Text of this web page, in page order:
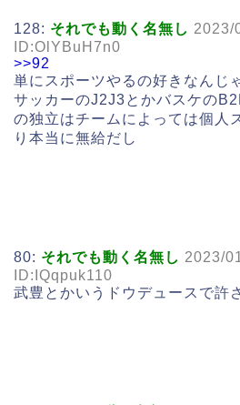
128: それでも動く名無し 2023/
ID:OlYBuH7n0
>>92
単にスポーツやるの好きなんじ
サッカーのJ2J3とかバスケの
の独立はチームによっては個人
り本当に無給だし
80: それでも動く名無し 2023/
ID:IQqpuk110
武豊とかいうドウデュースで許